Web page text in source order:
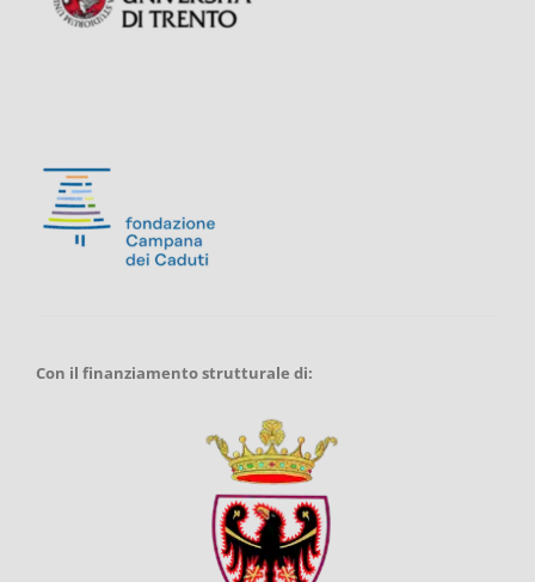
Con il finanziamento strutturale di: